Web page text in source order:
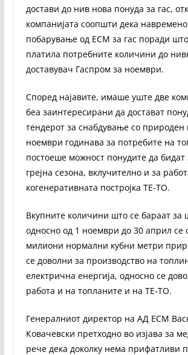
достави до нив нова понуда за гас,
компанијата соопшти дека
побарување од ЕСМ за гас поради
платила потребните количини до
доставувач Гаспром за ноември.
Според најавите, имаше уште две
беа заинтересирани да достават
тендерот за снабдување со природен
ноември годинава за потребите на
постоеше можност понудите да бидат
грејна сезона, вклучително и за
когенеративната постројка ТЕ-ТО.
Вкупните количини што се бараат за
односно од 1 ноември до 30 април се
милиони нормални кубни метри
се доволни за производство на
електрична енергија, односно се
работа и на топланите и на ТЕ-ТО.
Генералниот директор на АД ЕСМ
Ковачевски претходно во изјава за
рече дека доколку нема прифатливи